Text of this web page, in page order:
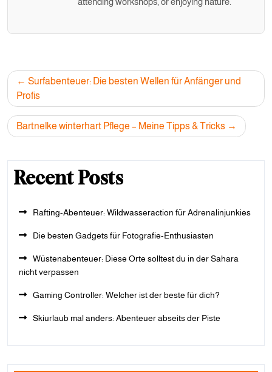
Post
navigation
Surfabenteuer: Die besten Wellen für Anfänger und
Profis
Bartnelke winterhart Pflege – Meine Tipps & Tricks
Recent Posts
Rafting-Abenteuer: Wildwasseraction für Adrenalinjunkies
Die besten Gadgets für Fotografie-Enthusiasten
Wüstenabenteuer: Diese Orte solltest du in der Sahara
nicht verpassen
Gaming Controller: Welcher ist der beste für dich?
Skiurlaub mal anders: Abenteuer abseits der Piste